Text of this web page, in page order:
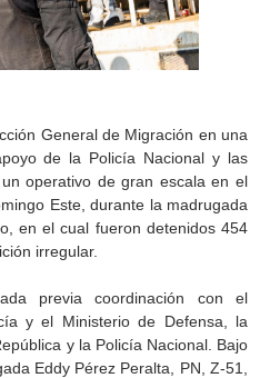
General de Migración en una
de la Policía Nacional y las
operativo de gran escala en el
Este, durante la madrugada
en el cual fueron detenidos 454
irregular.
previa coordinación con el
y el Ministerio de Defensa, la
y la Policía Nacional. Bajo
Eddy Pérez Peralta, PN, Z-51,